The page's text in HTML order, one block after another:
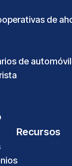
de
de
Recursos